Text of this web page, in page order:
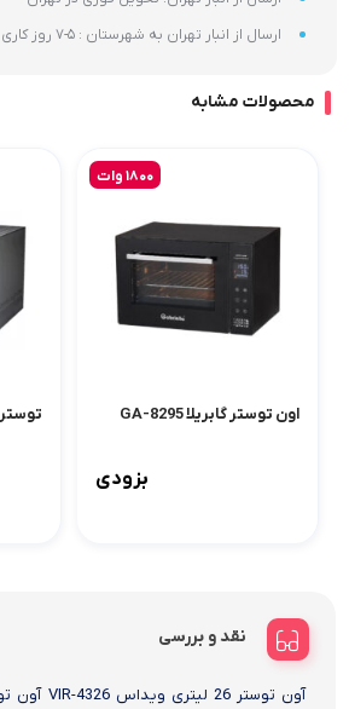
ارسال از انبار تهران به شهرستان : 5-7 روز کاری
محصولات مشابه
1800 وات
اون توستر گابریلا GA-8295
بزودی
توستر 45 لیتری سافلون
نقد و بررسی